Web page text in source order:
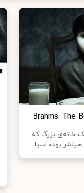
خانه‌ی بزرگ که
بوده اسبا...